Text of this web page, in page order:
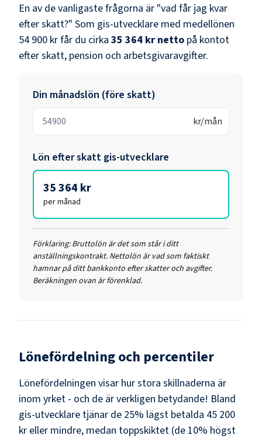
En av de vanligaste frågorna är "vad får jag kvar
efter skatt?" Som gis-utvecklare med medellönen
54 900 krfår du cirka 35 364 kr netto på kontot
efter skatt, pension och arbetsgivaravgifter.
Din månadslön (före skatt)
kr/mån
Lön efter skatt gis-utvecklare
35 364 kr
per månad
Förklaring: Bruttolön är det som står i ditt
anställningskontrakt. Nettolön är vad som faktiskt
hamnar på ditt bankkonto efter skatter och avgifter.
Beräkningen ovan är förenklad.
Lönefördelning och percentiler
Lönefördelningen visar hur stora skillnaderna är
inom yrket - och de är verkligen betydande! Bland
gis-utvecklare tjänar de 25% lägst betalda 45 200
kr eller mindre, medan toppskiktet (de 10% högst